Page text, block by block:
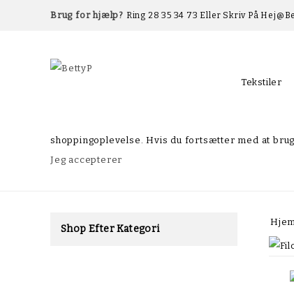
Brug for hjælp? Ring 28 35 34 73 Eller Skriv På
Tekstiler
shoppingoplevelse. Hvis du fortsætter med at
Jeg accepterer
Shop Efter Kategori